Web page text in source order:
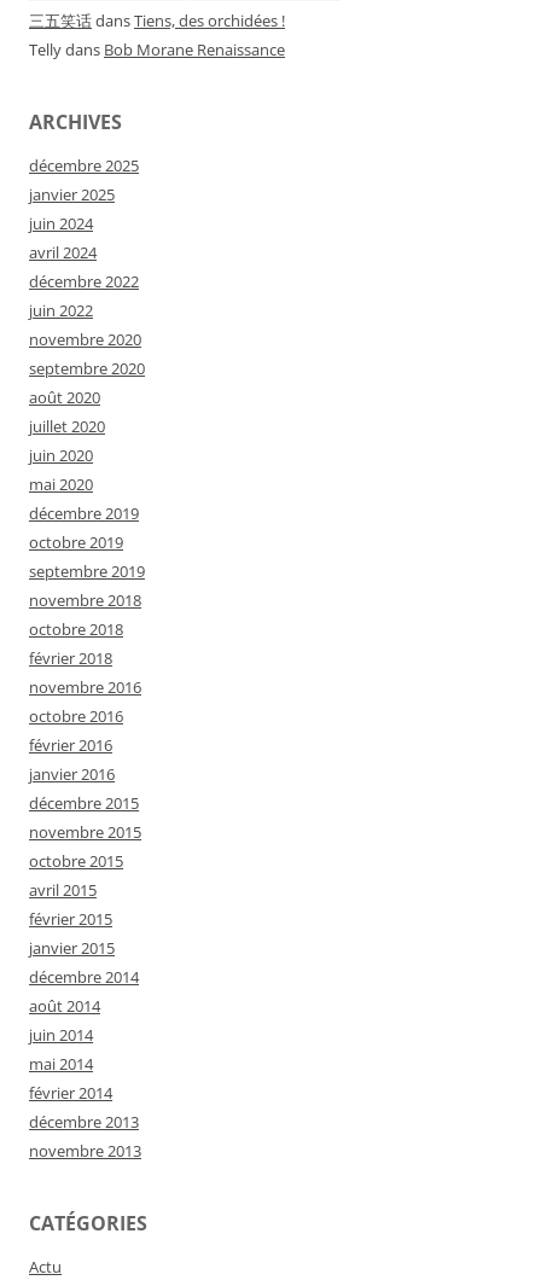
三五笑话dansTiens, des orchidées !
Tellydans Bob Morane Renaissance
ARCHIVES
décembre 2025
janvier 2025
juin 2024
avril 2024
décembre 2022
juin 2022
novembre 2020
septembre 2020
août 2020
juillet 2020
juin 2020
mai 2020
décembre 2019
octobre 2019
septembre 2019
novembre 2018
octobre 2018
février 2018
novembre 2016
octobre 2016
février 2016
janvier 2016
décembre 2015
novembre 2015
octobre 2015
avril 2015
février 2015
janvier 2015
décembre 2014
août 2014
juin 2014
mai 2014
février 2014
décembre 2013
novembre 2013
CATÉGORIES
Actu